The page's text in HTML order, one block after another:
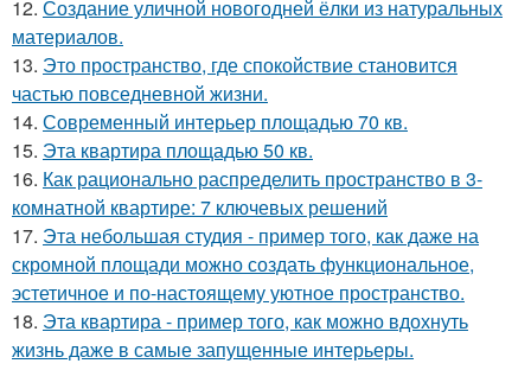
12. Создание уличной новогодней ёлки из натуральных
материалов.
13. Это пространство, где спокойствие становится
частью повседневной жизни.
14. Современный интерьер площадью 70 кв.
15. Эта квартира площадью 50 кв.
16. Как рационально распределить пространство в 3-
комнатной квартире: 7 ключевых решений
17. Эта небольшая студия - пример того, как даже на
скромной площади можно создать функциональное,
эстетичное и по-настоящему уютное пространство.
18. Эта квартира - пример того, как можно вдохнуть
жизнь даже в самые запущенные интерьеры.